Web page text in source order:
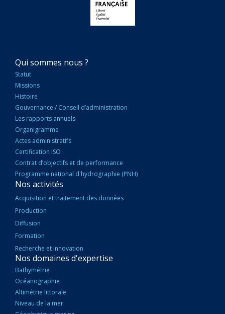
NAVIGATION
PRINCIPALE
Qui sommes nous ?
Statut
Missions
Histoire
Gouvernance / Conseil d’administration
Les rapports annuels
Organigramme
Actes administratifs
Certification ISO
Contrat d’objectifs et de performance
Programme national d'hydrographie (PNH)
Nos activités
Acquisition et traitement des données
Production
Diffusion
Formation
Recherche et innovation
Nos domaines d'expertise
Bathymétrie
Océanographie
Altimétrie littorale
Niveau de la mer